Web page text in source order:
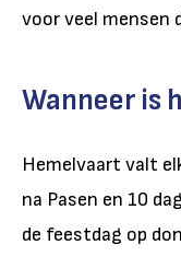
voor veel mensen
Wanneer is
Hemelvaart valt
na Pasen en 10
de feestdag op